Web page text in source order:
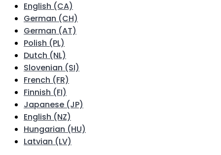
English (CA)
German (CH)
German (AT)
Polish (PL)
Dutch (NL)
Slovenian (SI)
French (FR)
Finnish (FI)
Japanese (JP)
English (NZ)
Hungarian (HU)
Latvian (LV)